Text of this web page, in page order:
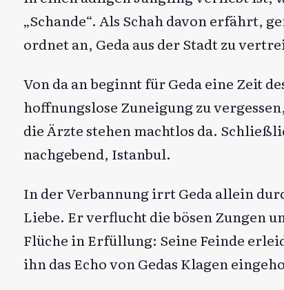
„Schande“. Als Schah davon erfährt,
ordnet an, Geda aus der Stadt zu
Von da an beginnt für Geda eine Zeit
hoffnungslose Zuneigung zu
die Ärzte stehen machtlos da.
nachgebend, Istanbul.
In der Verbannung irrt Geda allein
Liebe. Er verflucht die bösen Zungen
Flüche in Erfüllung: Seine Feinde
ihn das Echo von Gedas Klagen